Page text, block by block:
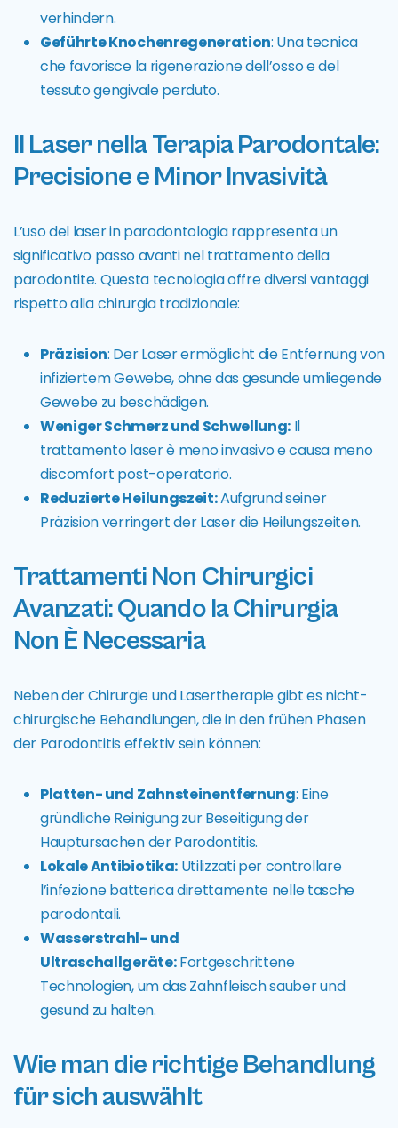
verhindern.
Geführte Knochenregeneration: Una tecnica
che favorisce la rigenerazione dell’osso e del
tessuto gengivale perduto.
Il Laser nella Terapia Parodontale:
Precisione e Minor Invasività
L’uso del laser in parodontologia rappresenta un
significativo passo avanti nel trattamento della
parodontite. Questa tecnologia offre diversi vantaggi
rispetto alla chirurgia tradizionale:
Präzision: Der Laser ermöglicht die Entfernung von
infiziertem Gewebe, ohne das gesunde umliegende
Gewebe zu beschädigen.
Weniger Schmerz und Schwellung: Il
trattamento laser è meno invasivo e causa meno
discomfort post-operatorio.
Reduzierte Heilungszeit:Aufgrund seiner
Präzision verringert der Laser die Heilungszeiten.
Trattamenti Non Chirurgici
Avanzati: Quando la Chirurgia
Non È Necessaria
Neben der Chirurgie und Lasertherapie gibt es nicht-
chirurgische Behandlungen, die in den frühen Phasen
der Parodontitis effektiv sein können:
Platten- und Zahnsteinentfernung: Eine
gründliche Reinigung zur Beseitigung der
Hauptursachen der Parodontitis.
Lokale Antibiotika:Utilizzati per controllare
l’infezione batterica direttamente nelle tasche
parodontali.
Wasserstrahl- und
Ultraschallgeräte:Fortgeschrittene
Technologien, um das Zahnfleisch sauber und
gesund zu halten.
Wie man die richtige Behandlung
für sich auswählt